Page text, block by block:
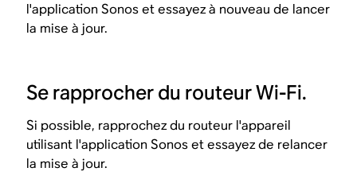
l'application Sonos et essayez à nouveau de lancer
la mise à jour.
Se rapprocher du routeur Wi-Fi.
Si possible, rapprochez du routeur l'appareil
utilisant l'application Sonos et essayez de relancer
la mise à jour.